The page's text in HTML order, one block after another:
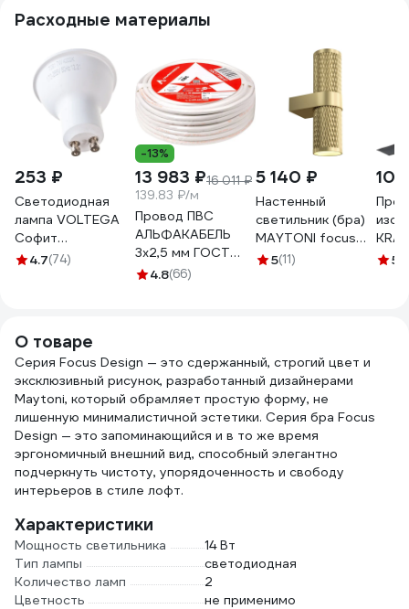
Расходные материалы
253 ₽
Светодиодная
лампа VOLTEGA
Софит
линзованный GU10
4.7(74)
-13%
13 983 ₽16 011 ₽
139.83 ₽/м
Провод ПВС
АЛЬФАКАБЕЛЬ
3х2,5 мм ГОСТ
100 м 05053
4.8(66)
5 140 ₽
Настенный
светильник (бра)
MAYTONI focus
design 7w
5(11)
205
О товаре
Серия Focus Design — это сдержанный, строгий цвет и
эксклюзивный рисунок, разработанный дизайнерами
Maytoni, который обрамляет простую форму, не
лишенную минималистичной эстетики. Серия бра Focus
Design — это запоминающийся и в то же время
эргономичный внешний вид, способный элегантно
подчеркнуть чистоту, упорядоченность и свободу
интерьеров в стиле лофт.
Характеристики
Мощность светильника
14 Вт
Тип лампы
светодиодная
Количество ламп
2
Цветность
не применимо